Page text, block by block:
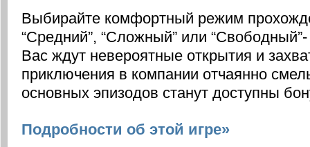
Выбирайте комфортный режим
“Средний”, “Сложный” или “Свободный”-
Вас ждут невероятные открытия и
приключения в компании отчаянно
основных эпизодов станут доступны
Подробности об этой игре»